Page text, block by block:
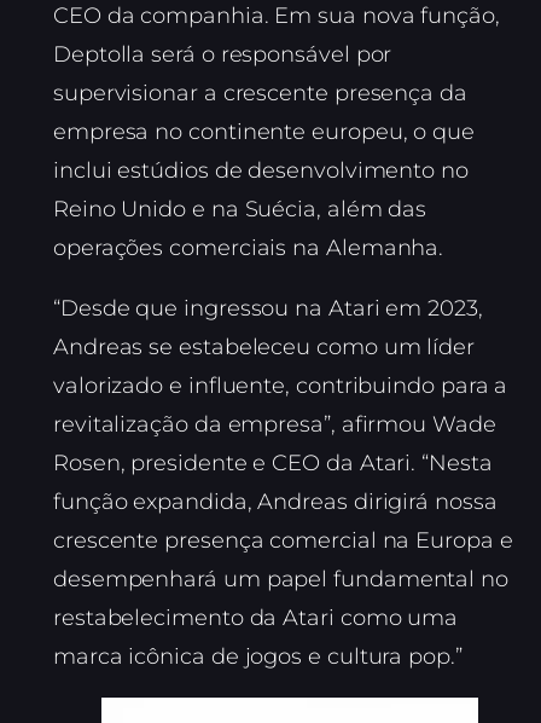
CEO da companhia. Em sua nova função,
Deptolla será o responsável por
supervisionar a crescente presença da
empresa no continente europeu, o que
inclui estúdios de desenvolvimento no
Reino Unido e na Suécia, além das
operações comerciais na Alemanha.
“Desde que ingressou na Atari em 2023,
Andreas se estabeleceu como um líder
valorizado e influente, contribuindo para a
revitalização da empresa”, afirmou Wade
Rosen, presidente e CEO da Atari. “Nesta
função expandida, Andreas dirigirá nossa
crescente presença comercial na Europa e
desempenhará um papel fundamental no
restabelecimento da Atari como uma
marca icônica de jogos e cultura pop.”